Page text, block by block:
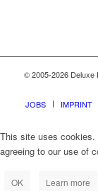
© 2005-2026 Deluxe
JOBS IMPRINT
This site uses
agreeing to our use of
OK Learn more